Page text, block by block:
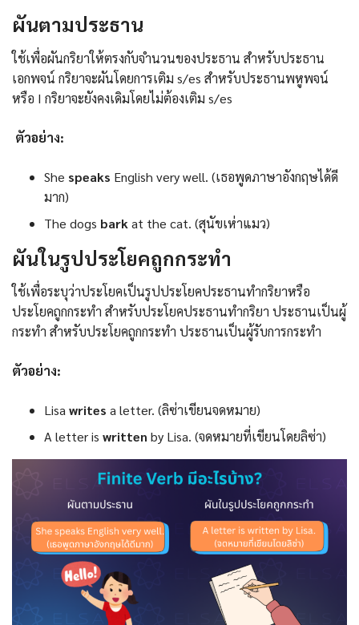
ผันตามประธาน
ใช้เพื่อผันกริยาให้ตรงกับจำนวนของประธาน สำหรับประธาน
เอกพจน์ กริยาจะผันโดยการเติม s/es สำหรับประธานพหูพจน์
หรือ I กริยาจะยังคงเดิมโดยไม่ต้องเติม s/es
ตัวอย่าง:
She speaks English very well. (เธอพูดภาษาอังกฤษได้ดี
มาก)
The dogs bark at the cat. (สุนัขเห่าแมว)
ผันในรูปประโยคถูกกระทำ
ใช้เพื่อระบุว่าประโยคเป็นรูปประโยคประธานทำกริยาหรือ
ประโยคถูกกระทำ สำหรับประโยคประธานทำกริยา ประธานเป็นผู้
กระทำ สำหรับประโยคถูกกระทำ ประธานเป็นผู้รับการกระทำ
ตัวอย่าง:
Lisa writes a letter. (ลิซ่าเขียนจดหมาย)
A letter is written by Lisa. (จดหมายที่เขียนโดยลิซ่า)